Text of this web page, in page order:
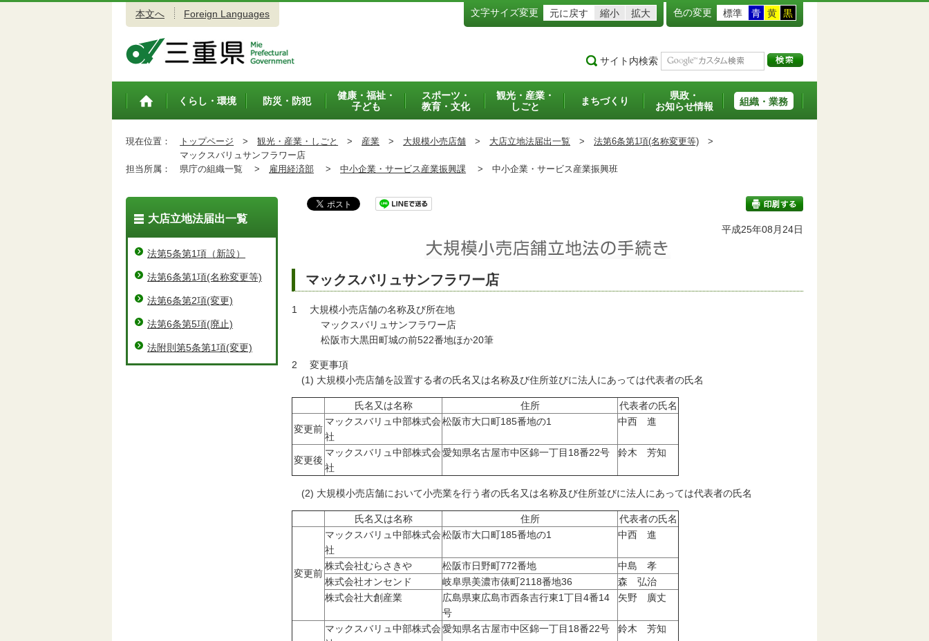
本文へ Foreign Languages 文字サイズ変更 元に戻す 縮小 拡大 色の変更 標準 青 黄 黒
サイト内検索
トップペ
くらし・環境 防災・防犯
健康・福祉・
子ども
スポーツ・
教育・文化
観光・産業・
しごと
まちづくり
県政・
お知らせ情報
組織・業務
現在位置： トップページ > 観光・産業・しごと > 産業 > 大規模小売店舗 > 大店立地法届出一覧 > 法第6条第1項(名称変更等) >
マックスバリュサンフラワー店
担当所属：
県庁の組織一覧 > 雇用経済部 > 中小企業・サービス産業振興課 > 中小企業・サービス産業振興班
平成25年08月24日
マックスバリュサンフラワー店
1 大規模小売店舗の名称及び所在地
マックスバリュサンフラワー店
松阪市大黒田町城の前522番地ほか20筆
2 変更事項
(1) 大規模小売店舗を設置する者の氏名又は名称及び住所並びに法人にあっては代表者の氏名
氏名又は名称 住所 代表者の氏名
変更前
マックスバリュ中部株式会
社
松阪市大口町185番地の1 中西 進
変更後
マックスバリュ中部株式会
社
愛知県名古屋市中区錦一丁目18番22号 鈴木 芳知
(2) 大規模小売店舗において小売業を行う者の氏名又は名称及び住所並びに法人にあっては代表者の氏名
氏名又は名称 住所 代表者の氏名
変更前
マックスバリュ中部株式会
社
松阪市大口町185番地の1 中西 進
株式会社むらさきや 松阪市日野町772番地
中島 孝
株式会社オンセンド
岐阜県美濃市俵町2118番地36
森 弘治
株式会社大創産業
広島県東広島市西条吉行東1丁目4番14
号
矢野 廣丈
マックスバリュ中部株式会愛知県名古屋市中区錦一丁目18番22号 鈴木 芳知
大店立地法届出一覧
法第5条第1項（新設）
法第6条第1項(名称変更等)
法第6条第2項(変更)
法第6条第5項(廃止)
法附則第5条第1項(変更)